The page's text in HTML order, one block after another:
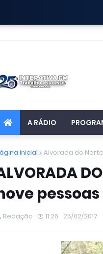
A RÁDIO
inicial Alvorada do Norte
Redação 11:26 25/02/2017